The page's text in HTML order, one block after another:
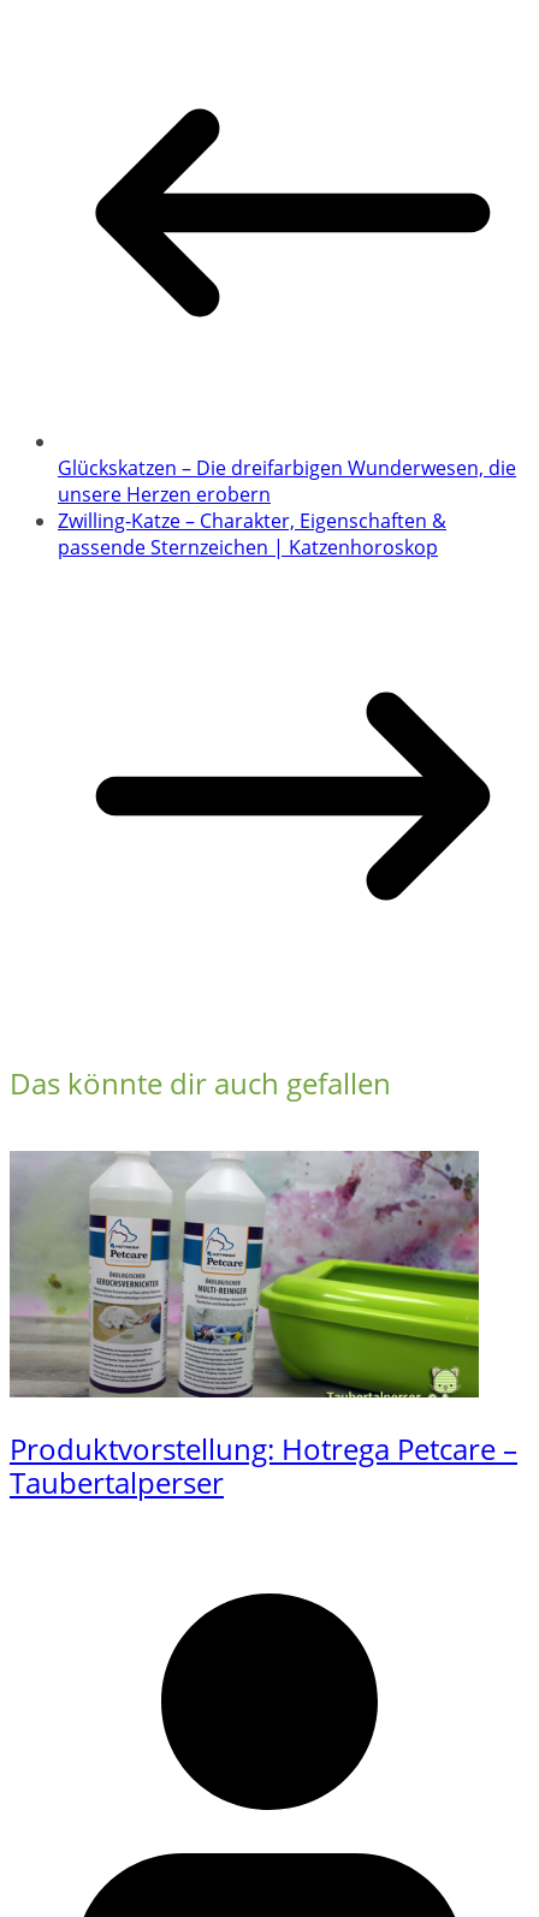
Glückskatzen – Die dreifarbigen Wunderwesen, die
unsere Herzen erobern
Zwilling-Katze – Charakter, Eigenschaften &
passende Sternzeichen | Katzenhoroskop
Das könnte dir auch gefallen
Produktvorstellung: Hotrega Petcare –
Taubertalperser